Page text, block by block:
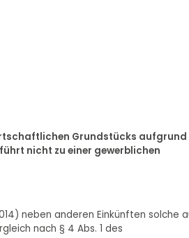
Grundstücks aufgrund
nicht zu einer gewerblichen
neben anderen Einkünften solche
nach § 4 Abs. 1 des